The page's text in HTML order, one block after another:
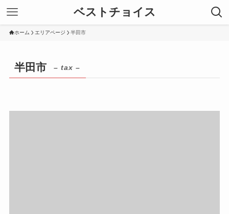
ベストチョイス
ホーム エリアページ 半田市
半田市 – tax –